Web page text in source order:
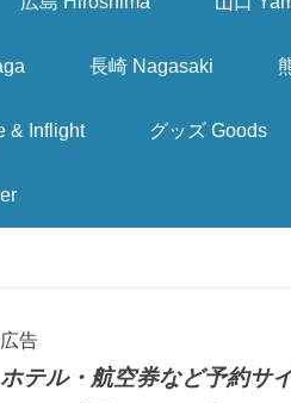
長崎 Nagasaki
& Inflight グッズ Goods
広告
ホテル・航空券など予約サ